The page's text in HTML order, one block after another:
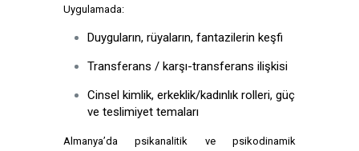
Uygulamada:
Duyguların, rüyaların, fantazilerin keşfi
Transferans / karşı-transferans ilişkisi
Cinsel kimlik, erkeklik/kadınlık rolleri, güç
ve teslimiyet temaları
Almanya’da psikanalitik ve psikodinamik